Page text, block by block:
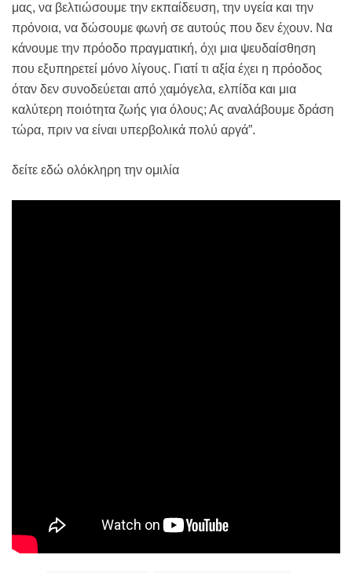
μας, να βελτιώσουμε την εκπαίδευση, την υγεία και την
πρόνοια, να δώσουμε φωνή σε αυτούς που δεν έχουν. Να
κάνουμε την πρόοδο πραγματική, όχι μια ψευδαίσθηση
που εξυπηρετεί μόνο λίγους. Γιατί τι αξία έχει η πρόοδος
όταν δεν συνοδεύεται από χαμόγελα, ελπίδα και μια
καλύτερη ποιότητα ζωής για όλους; Ας αναλάβουμε δράση
τώρα, πριν να είναι υπερβολικά πολύ αργά”.
δείτε εδώ ολόκληρη την ομιλία